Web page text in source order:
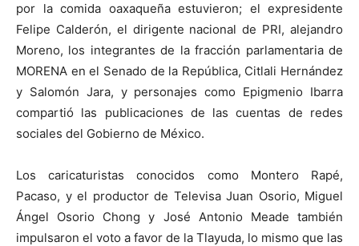
por la comida oaxaqueña estuvieron; el expresidente
Felipe Calderón, el dirigente nacional de PRI, alejandro
Moreno, los integrantes de la fracción parlamentaria de
MORENA en el Senado de la República, Citlali Hernández
y Salomón Jara, y personajes como Epigmenio Ibarra
compartió las publicaciones de las cuentas de redes
sociales del Gobierno de México.
Los caricaturistas conocidos como Montero Rapé,
Pacaso, y el productor de Televisa Juan Osorio, Miguel
Ángel Osorio Chong y José Antonio Meade también
impulsaron el voto a favor de la Tlayuda, lo mismo que las